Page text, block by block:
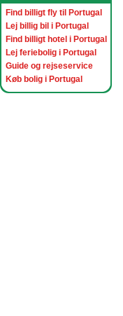
Find billigt fly til Portugal
Lej billig bil i Portugal
Find billigt hotel i Portugal
Lej feriebolig i Portugal
Guide og rejseservice
Køb bolig i Portugal